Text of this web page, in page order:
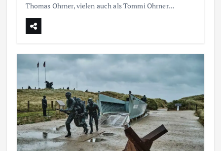
Thomas Ohrner, vielen auch als Tommi Ohrner…